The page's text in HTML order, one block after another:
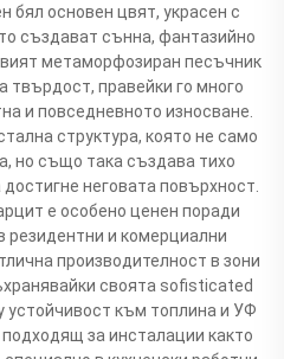
бял основен цвят, украсен с
създават сънна, фантазийно
метаморфозиран песъчник
твърдост, правейки го много
и повседневното износване.
структура, която не само
но също така създава тихо
неговата повърхност.
е особено ценен поради
резидентни и комерциални
производителност в зони
своята sofisticated
към топлина и УФ
за инсталации както